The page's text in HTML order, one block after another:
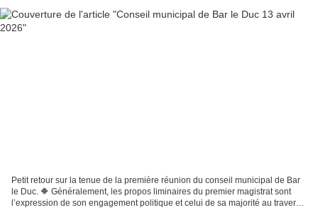
Petit retour sur la tenue de la première réunion du conseil municipal de Bar
le Duc. 🔶 Généralement, les propos liminaires du premier magistrat sont
l’expression de son engagement politique et celui de sa majorité au travers